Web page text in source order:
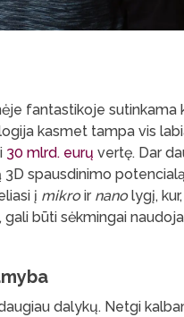
fantastikoje sutinkama
kasmet tampa vis
30 mlrd. eurų vertę. Dar
3D spausdinimo
į mikroir nanolygį,
būti sėkmingai
dalykų. Netgi